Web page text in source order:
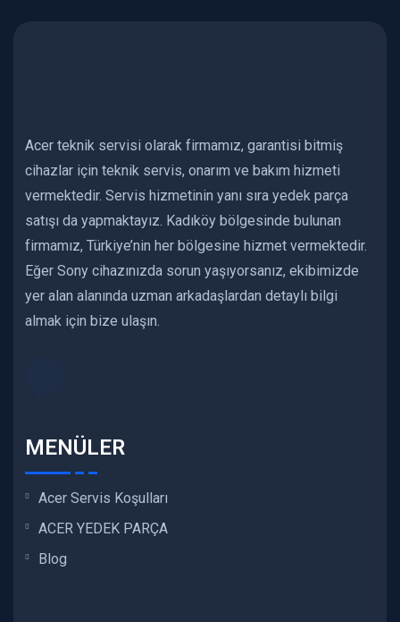
Acer teknik servisi olarak firmamız, garantisi bitmiş
cihazlar için teknik servis, onarım ve bakım hizmeti
vermektedir. Servis hizmetinin yanı sıra yedek parça
satışı da yapmaktayız. Kadıköy bölgesinde bulunan
firmamız, Türkiye’nin her bölgesine hizmet vermektedir.
Eğer Sony cihazınızda sorun yaşıyorsanız, ekibimizde
yer alan alanında uzman arkadaşlardan detaylı bilgi
almak için bize ulaşın.
MENÜLER
Acer Servis Koşulları
ACER YEDEK PARÇA
Blog